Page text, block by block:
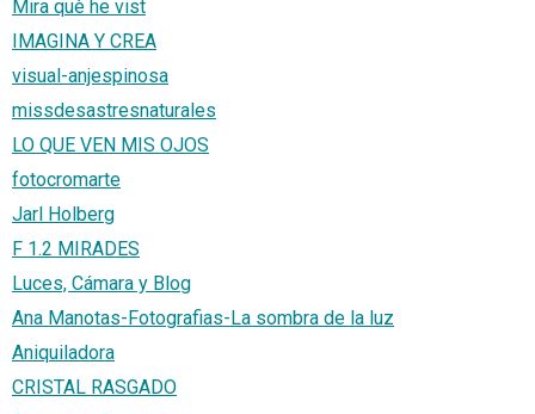
Mira què he vist
IMAGINA Y CREA
visual-anjespinosa
missdesastresnaturales
LO QUE VEN MIS OJOS
fotocromarte
Jarl Holberg
F 1.2 MIRADES
Luces, Cámara y Blog
Ana Manotas-Fotografias-La sombra de la luz
Aniquiladora
CRISTAL RASGADO